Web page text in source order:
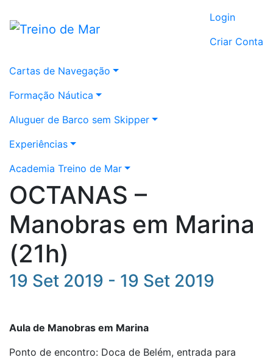
Login
Criar Conta
Cartas de Navegação
Formação Náutica
Aluguer de Barco sem Skipper
Experiências
Academia Treino de Mar
OCTANAS –
Manobras em Marina
(21h)
19 Set 2019 - 19 Set 2019
Aula de Manobras em Marina
Ponto de encontro: Doca de Belém, entrada para